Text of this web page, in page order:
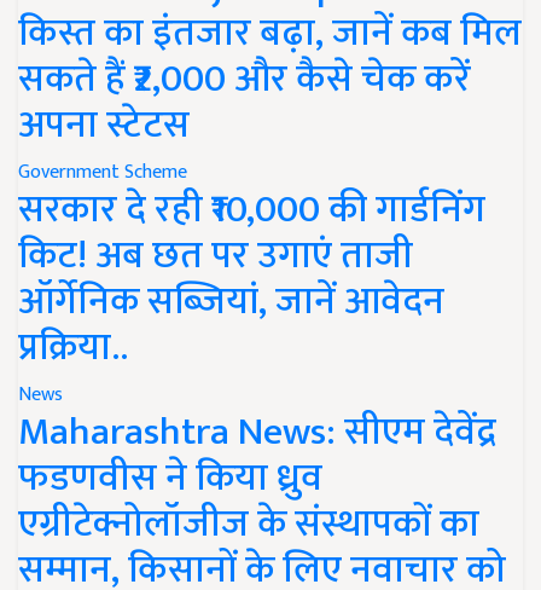
किस्त का इंतजार बढ़ा, जानें कब मिल
सकते हैं ₹2,000 और कैसे चेक करें
अपना स्टेटस
Government Scheme
सरकार दे रही ₹10,000 की गार्डनिंग
किट! अब छत पर उगाएं ताजी
ऑर्गेनिक सब्जियां, जानें आवेदन
प्रक्रिया..
News
Maharashtra News: सीएम देवेंद्र
फडणवीस ने किया ध्रुव
एग्रीटेक्नोलॉजीज के संस्थापकों का
सम्मान, किसानों के लिए नवाचार को